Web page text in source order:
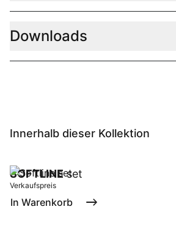
Downloads
Innerhalb dieser Kollektion
SOFTLINEset
Verkaufspreis
In Warenkorb